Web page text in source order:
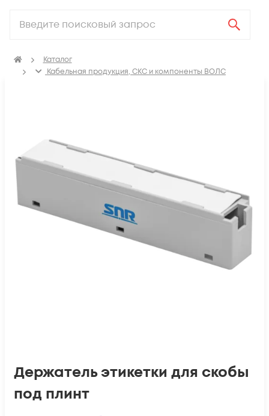
Каталог
Кабельная продукция, СКС и компоненты ВОЛС
Держатель этикетки для скобы
под плинт